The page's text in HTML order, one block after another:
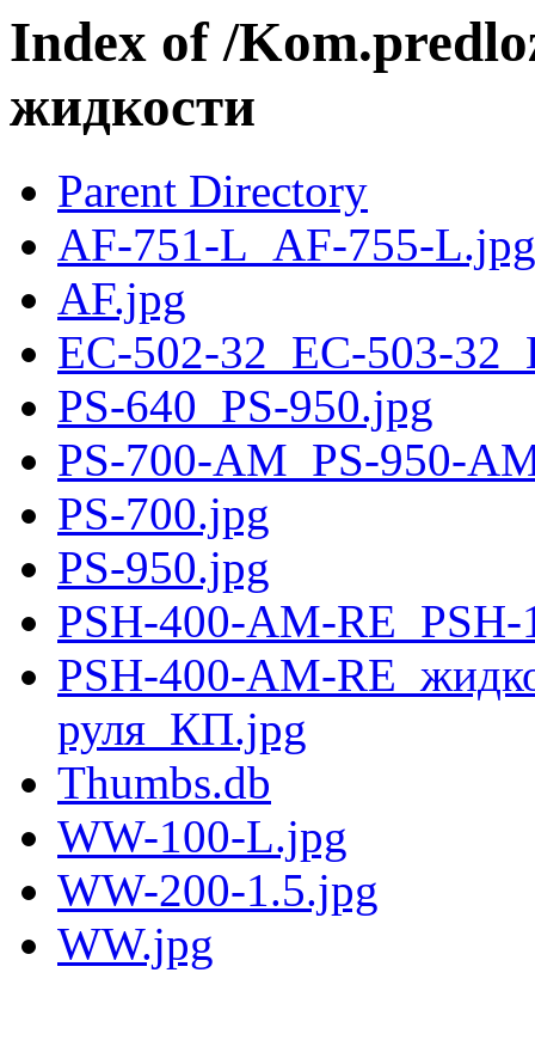
Index of /
жидкости
Parent Directory
AF-751-L_AF-755-L.jpg
AF.jpg
EC-502-32_EC-503-
PS-640_PS-950.jpg
PS-700-AM_PS-950-
PS-700.jpg
PS-950.jpg
PSH-400-AM-
PSH-400-AM-
руля_КП.jpg
Thumbs.db
WW-100-L.jpg
WW-200-1.5.jpg
WW.jpg